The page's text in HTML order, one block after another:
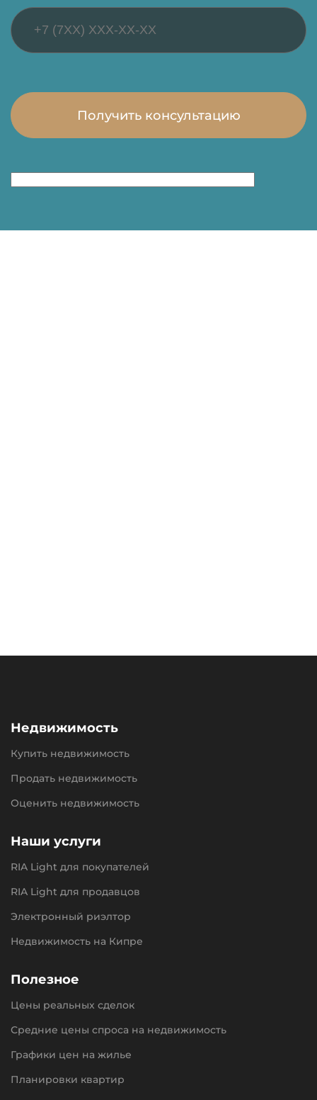
Недвижимость
Купить недвижимость
Продать недвижимость
Оценить недвижимость
Наши услуги
RIA Light для покупателей
RIA Light для продавцов
Электронный риэлтор
Недвижимость на Кипре
Полезное
Цены реальных сделок
Средние цены спроса на недвижимость
Графики цен на жилье
Планировки квартир